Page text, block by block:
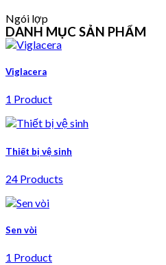
Ngói lợp
DANH MỤC SẢN PHẨM
Viglacera
1 Product
Thiết bị vệ sinh
24 Products
Sen vòi
1 Product